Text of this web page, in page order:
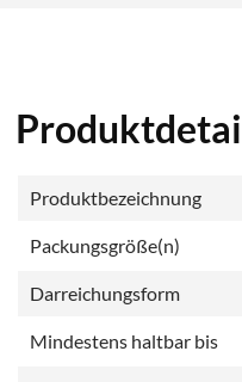
Produktbezeichnung
Packungsgröße(n)
Darreichungsform
Mindestens haltbar bis